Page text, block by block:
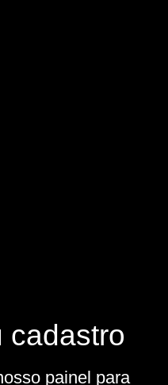
cadastro
painel para